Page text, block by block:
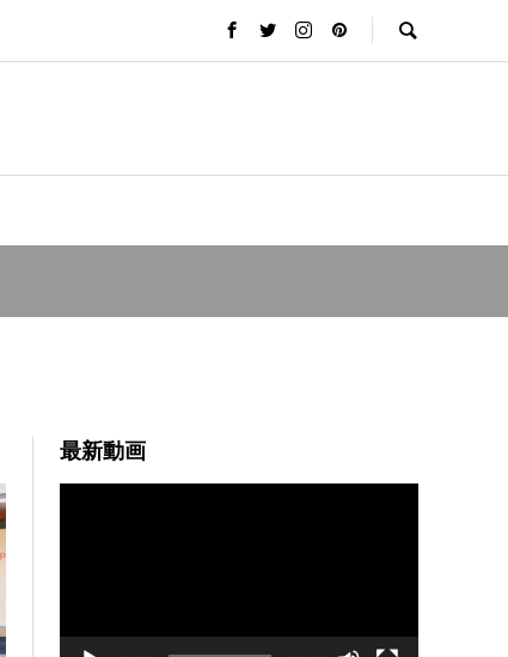
最新動画